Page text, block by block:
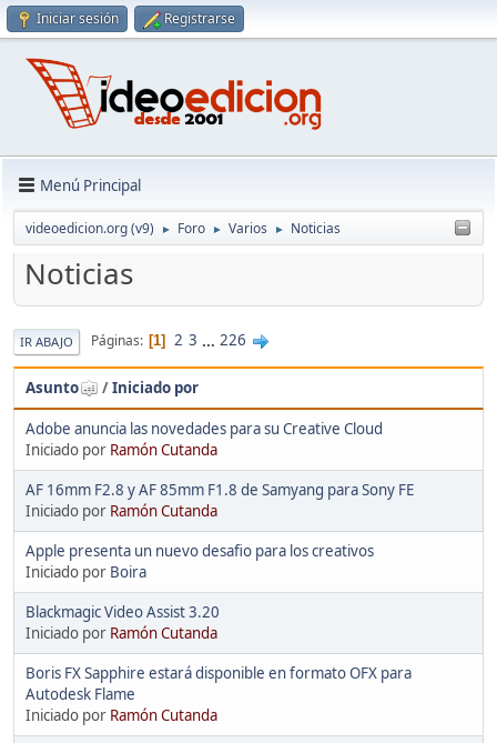
Iniciar sesión Registrarse
Menú Principal
videoedicion.org (v9) ► Foro ► Varios ► Noticias
Noticias
IR ABAJO Páginas 1 2 3 ... 226
Asunto /Iniciado por
Adobe anuncia las novedades para su Creative Cloud
Iniciado por Ramón Cutanda
AF 16mm F2.8 y AF 85mm F1.8 de Samyang para Sony FE
Iniciado por Ramón Cutanda
Apple presenta un nuevo desafio para los creativos
Iniciado por Boira
Blackmagic Video Assist 3.20
Iniciado por Ramón Cutanda
Boris FX Sapphire estará disponible en formato OFX para
Autodesk Flame
Iniciado por Ramón Cutanda